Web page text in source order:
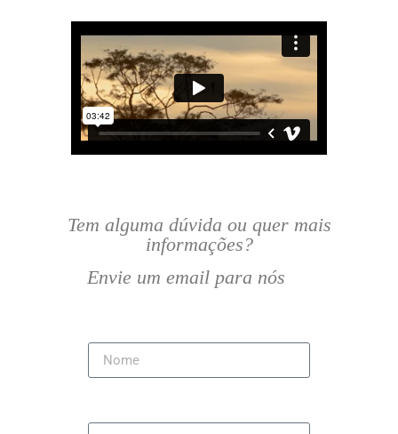
Tem alguma dúvida ou quer mais
informações?
Envie um email para nós